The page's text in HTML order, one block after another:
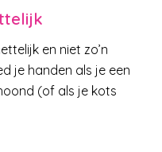
en niet zo’n
je handen als je een
(of als je kots